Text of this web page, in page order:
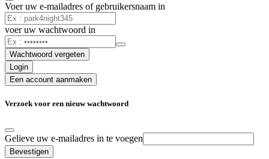
Voer uw e-mailadres of gebruikersnaam in
voer uw wachtwoord in
Wachtwoord vergeten
Login
Een account aanmaken
Verzoek voor een nieuw wachtwoord
Gelieve uw e-mailadres in te voegen
Bevestigen